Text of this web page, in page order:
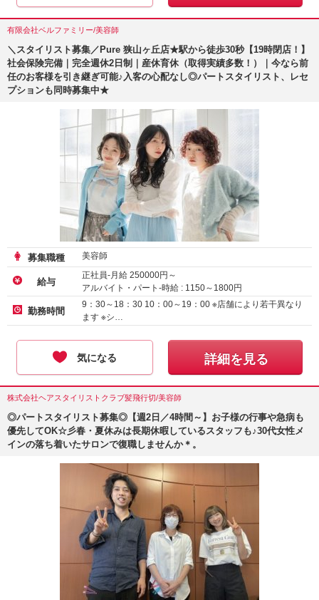
有限会社ベルファミリー/美容師
＼スタイリスト募集／Pure 狭山ヶ丘店★駅から徒歩30秒【19時閉店！】
社会保険完備｜完全週休2日制｜産休育休（取得実績多数！）｜今なら前
任のお客様を引き継ぎ可能♪入客の心配なし◎パートスタイリスト、レセ
プションも同時募集中★
募集職種 美容師
給与
正社員-月給 250000円～
アルバイト・パート-時給 : 1150～ 1800円
アルバイト・パート-時給 : 1150～1200円
勤務時間
9：30～18：30 10：00～19：00 ※店舗により若干異なり
ます ※シ…
気になる 詳細を見る
株式会社ヘアスタイリストクラブ髪飛行切/美容師
◎パートスタイリスト募集◎【週2日／4時間～】お子様の行事や急病も
優先してOK☆彡春・夏休みは長期休暇しているスタッフも♪30代女性メ
インの落ち着いたサロンで復職しませんか＊。